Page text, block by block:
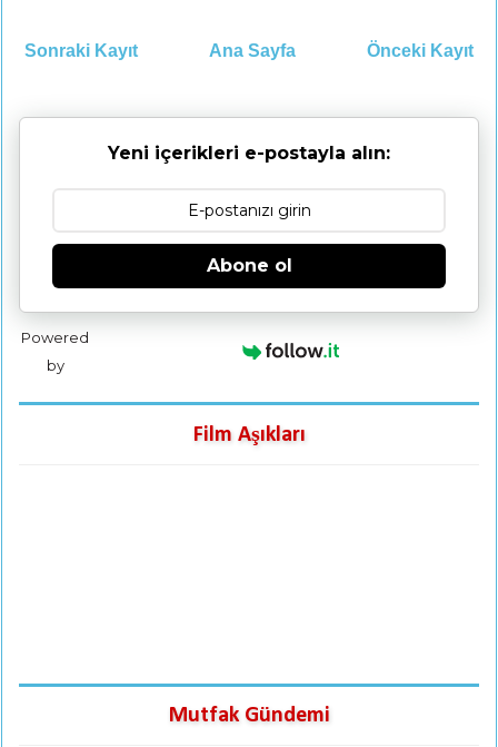
Sonraki Kayıt Önceki Kayıt
Ana Sayfa
Yeni içerikleri e-postayla alın:
Abone ol
Powered
by
Film Aşıkları
Mutfak Gündemi